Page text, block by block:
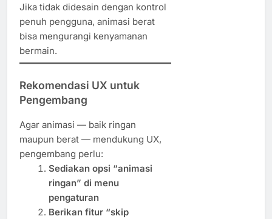
Jika tidak didesain dengan kontrol
penuh pengguna, animasi berat
bisa mengurangi kenyamanan
bermain.
Rekomendasi UX untuk
Pengembang
Agar animasi — baik ringan
maupun berat — mendukung UX,
pengembang perlu:
Sediakan opsi “animasi
ringan” di menu
pengaturan
Berikan fitur “skip